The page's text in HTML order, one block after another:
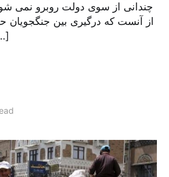
چندانی از سوی دولت روبرو نمی
از آنست که درگیری بین جنگجویان
شهر یریم